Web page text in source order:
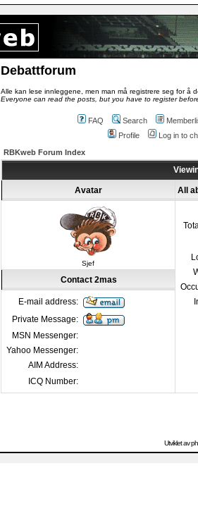
Debattforum
Alle kan lese innleggene, men man må registrere seg for å
Everyone can read the posts, but you have to register
FAQ Search
Profile
Log in to
RBKweb Forum Index
Avatar All
Sjef
Contact 2mas
E-mail address:
Private Message:
MSN Messenger:
Yahoo Messenger:
AIM Address:
ICQ Number:
Utviklet av